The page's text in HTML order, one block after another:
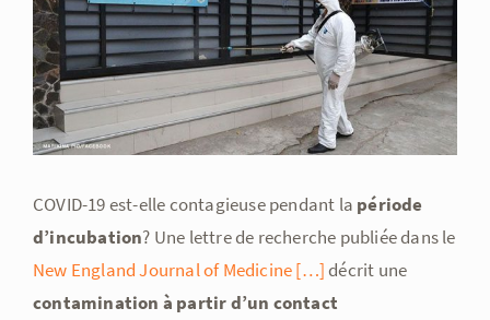
COVID-19 est-elle contagieuse pendant la période
d’incubation? Une lettre de recherche publiée dans le
New England Journal of Medicine […]décrit une
contamination à partir d’un contact